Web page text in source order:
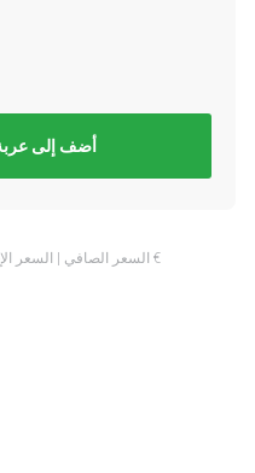
أضف إلى
* السعر الصافي | السعر الإجمالي شامل ‏809.19 €